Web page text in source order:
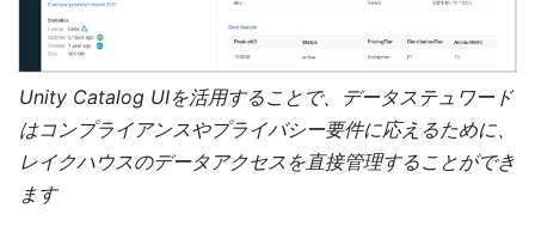
Unity Catalog UIを活用することで、データステュワード
はコンプライアンスやプライバシー要件に応えるために、
レイクハウスのデータアクセスを直接管理することができ
ます